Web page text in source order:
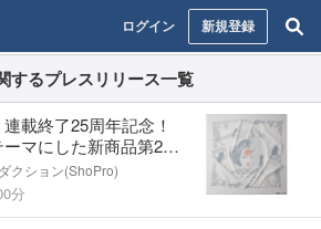
ログイン 新規登録
するプレスリリース一覧
載終了25周年記念！
マにした新商品第2弾
クション(ShoPro)
分